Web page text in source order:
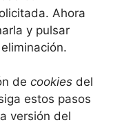
Ahora
y pulsar
de cookies del
estos pasos
versión del